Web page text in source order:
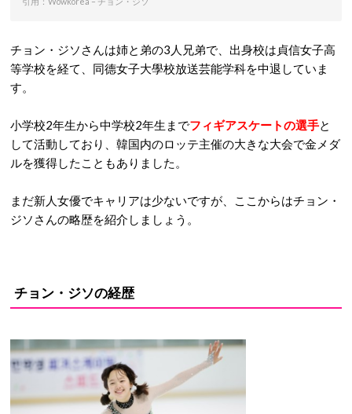
チョン・ジソさんは姉と弟の3人兄弟で、出身校は貞信女子高
等学校を経て、同德女子大學校放送芸能学科を中退していま
す。
小学校2年生から中学校2年生までフィギアスケートの選手と
して活動しており、韓国内のロッテ主催の大きな大会で金メダ
ルを獲得したこともありました。
まだ新人女優でキャリアは少ないですが、ここからはチョン・
ジソさんの略歴を紹介しましょう。
チョン・ジソの経歴